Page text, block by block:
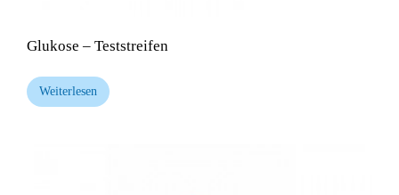
Glukose – Teststreifen
Weiterlesen